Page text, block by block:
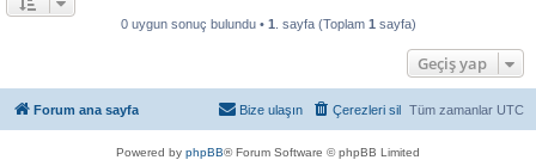
0 uygun sonuç bulundu • 1 . sayfa (Toplam 1 sayfa)
Geçiş yap
Forum ana sayfa Tüm zamanlar UTC
Çerezleri sil
Bize ulaşın
Powered by phpBB® Forum Software © phpBB Limited